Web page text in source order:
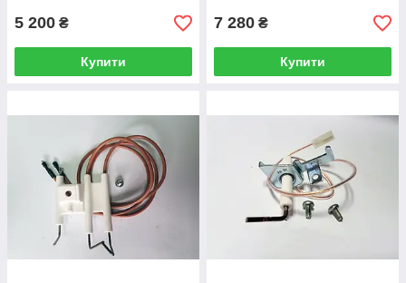
5 200 ₴
Купити
7 280 ₴
Купити